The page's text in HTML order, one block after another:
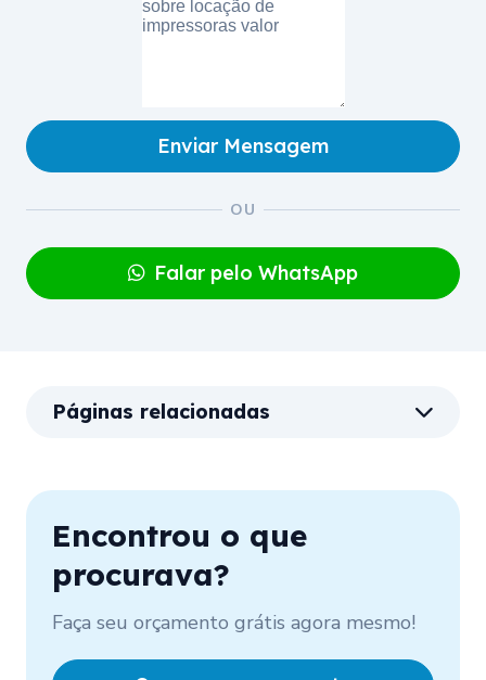
Enviar Mensagem
Falar pelo WhatsApp
Páginas relacionadas
Encontrou o que
procurava?
Faça seu orçamento grátis agora mesmo!